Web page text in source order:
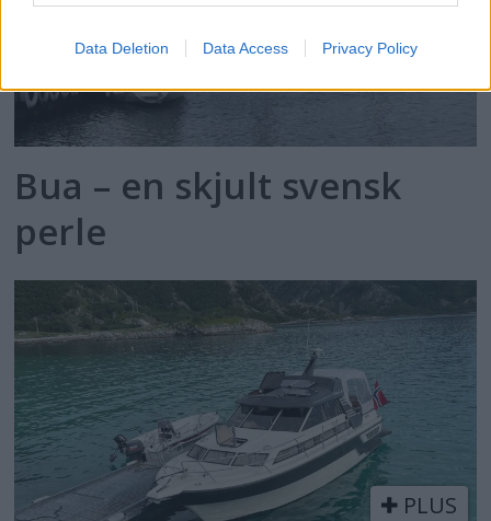
Data Deletion Data Access Privacy Policy
Bua – en skjult svensk
perle
PLUS